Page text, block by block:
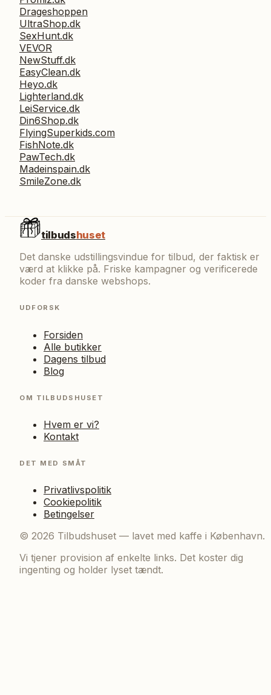
Drageshoppen
UltraShop.dk
SexHunt.dk
VEVOR
NewStuff.dk
EasyClean.dk
Heyo.dk
Lighterland.dk
LeiService.dk
Din6Shop.dk
FlyingSuperkids.com
FishNote.dk
PawTech.dk
Madeinspain.dk
SmileZone.dk
tilbudshuset
Det danske udstillingsvindue for tilbud, der faktisk er
værd at klikke på. Friske kampagner og verificerede
koder fra danske webshops.
UDFORSK
Forsiden
Alle butikker
Dagens tilbud
Blog
OM TILBUDSHUSET
Hvem er vi?
Kontakt
DET MED SMÅT
Privatlivspolitik
Cookiepolitik
Betingelser
© 2026 Tilbudshuset — lavet med kaffe i København.
Vi tjener provision af enkelte links. Det koster dig
ingenting og holder lyset tændt.